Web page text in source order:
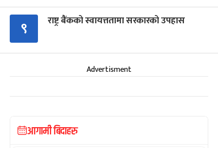
९ राष्ट्र बैंकको स्वायत्ततामा सरकारको उपहास
Advertisment
आगामी बिदाहरु